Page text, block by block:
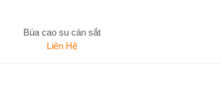
Búa cao su cán sắt
Liên Hệ